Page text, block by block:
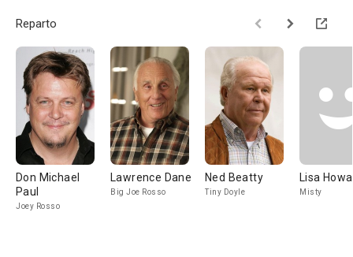
Reparto
Don Michael
Paul
Joey Rosso
Lawrence Dane
Big Joe Rosso
Ned Beatty
Tiny Doyle
Lisa
Misty